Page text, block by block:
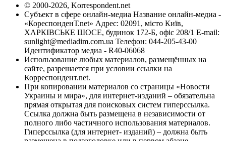
© 2000-2026, Korrespondent.net
Субъект в сфере онлайн-медиа Название онлайн-медиа -
«КореспонденТ.net» Адрес: 02091, місто Київ,
ХАРКІВСЬКЕ ШОСЕ, будинок 172-Б, офіс 208/1 E-mail:
sunlight@mediadim.com.ua Телефон: 044-205-43-00
Идентификатор медиа - R40-06068
Использование любых материалов, размещённых на
сайте, разрешается при условии ссылки на
Корреспондент.net.
При копировании материалов со страницы «Новости
Украины и мира», для интернет-изданий – обязательна
прямая открытая для поисковых систем гиперссылка.
Ссылка должна быть размещена в независимости от
полного либо частичного использования материалов.
Гиперссылка (для интернет- изданий) – должна быть